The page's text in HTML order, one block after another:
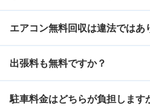
エアコン無料回収は違法ではあ
出張料も無料ですか？
駐車料金はどちらが負担します